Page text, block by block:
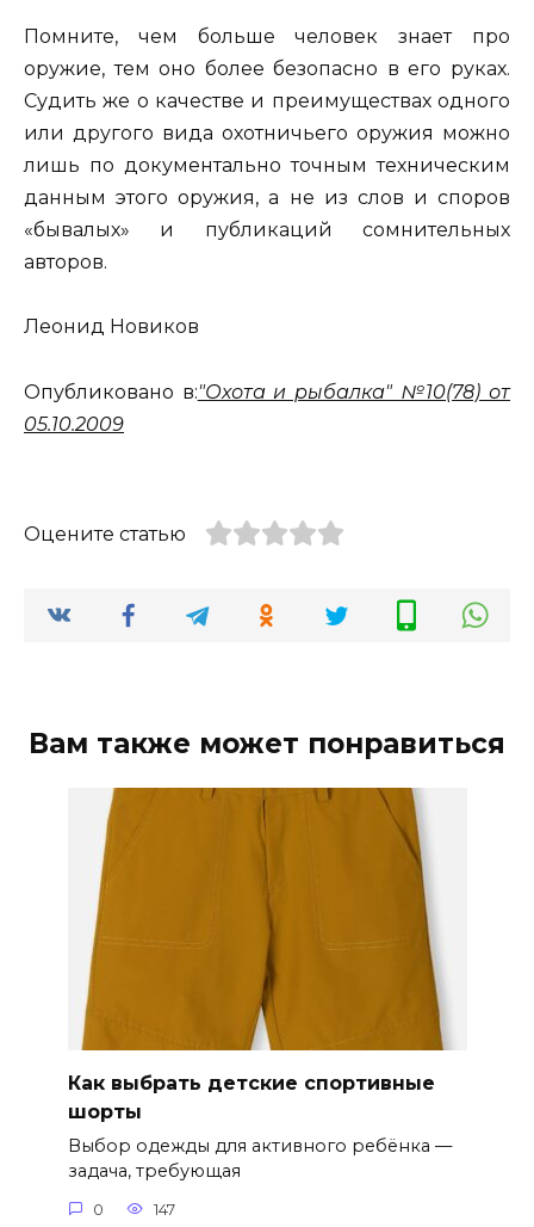
Помните, чем больше человек знает про
оружие, тем оно более безопасно в его руках.
Судить же о качестве и преимуществах одного
или другого вида охотничьего оружия можно
лишь по документально точным техническим
данным этого оружия, а не из слов и споров
«бывалых» и публикаций сомнительных
авторов.
Леонид Новиков
Опубликовано в:"Охота и рыбалка" №10(78) от
05.10.2009
Оцените статью
Вам также может понравиться
Как выбрать детские спортивные
шорты
Выбор одежды для активного ребёнка —
задача, требующая
0 147